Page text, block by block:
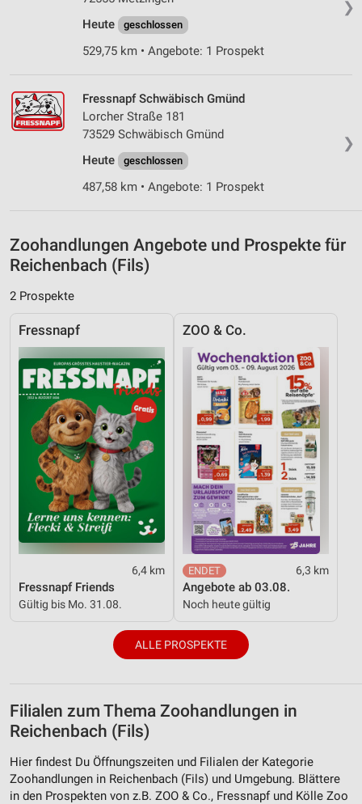
❯
Heute
geschlossen
529,75 km • Angebote: 1 Prospekt
❯
Fressnapf Schwäbisch Gmünd
Lorcher Straße 181
73529 Schwäbisch Gmünd
Heute
geschlossen
487,58 km • Angebote: 1 Prospekt
Zoohandlungen Angebote und Prospekte für
Reichenbach (Fils)
2 Prospekte
Fressnapf
6,4 km
Fressnapf Friends
Gültig bis Mo. 31.08.
ZOO & Co.
6,3 km
Angebote ab 03.08.
Noch heute gültig
ALLE PROSPEKTE
Filialen zum Thema Zoohandlungen in
Reichenbach (Fils)
Hier findest Du Öffnungszeiten und Filialen der Kategorie
Zoohandlungen in Reichenbach (Fils) und Umgebung. Blättere
in den Prospekten von z.B. ZOO & Co., Fressnapf und Kölle Zoo
Entwicklung und Verbesserung der Angebote
Verwendung reduzierter Daten zur Auswahl von
IAB-Besonderheiten:
Verwendung genauer Standortdaten
Geräte anhand von aktiv angeforderten
Informationen identifizieren
Nicht-IAB-Verarbeitungszwecke:
Performance